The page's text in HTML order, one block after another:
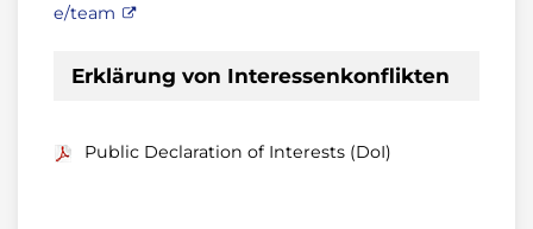
e/team
Erklärung von Interessenkonflikten
Public Declaration of Interests (DoI)